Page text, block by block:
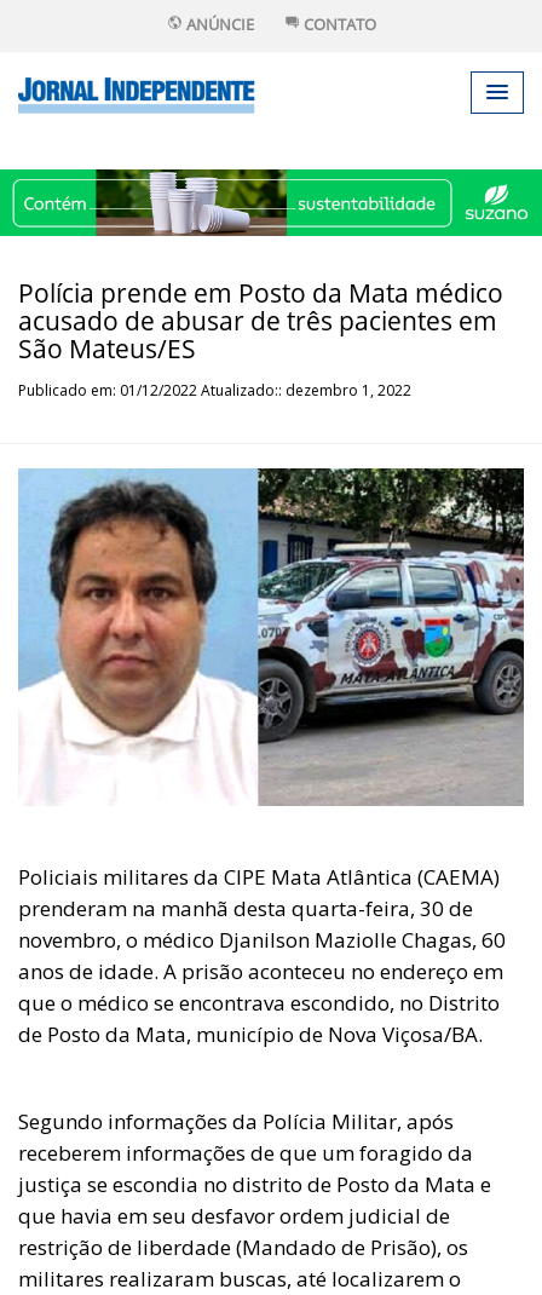
ANÚNCIE CONTATO
Polícia prende em Posto da Mata médico
acusado de abusar de três pacientes em
São Mateus/ES
Publicado em: 01/12/2022 Atualizado:: dezembro 1, 2022
Policiais militares da CIPE Mata Atlântica (CAEMA)
prenderam na manhã desta quarta-feira, 30 de
novembro, o médico Djanilson Maziolle Chagas, 60
anos de idade. A prisão aconteceu no endereço em
que o médico se encontrava escondido, no Distrito
de Posto da Mata, município de Nova Viçosa/BA.
Segundo informações da Polícia Militar, após
receberem informações de que um foragido da
justiça se escondia no distrito de Posto da Mata e
que havia em seu desfavor ordem judicial de
restrição de liberdade (Mandado de Prisão), os
militares realizaram buscas, até localizarem o